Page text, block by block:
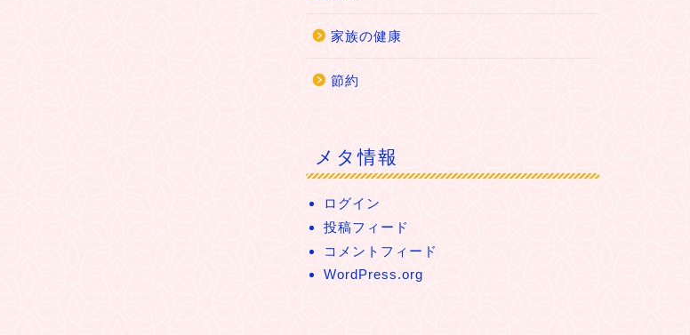
家族の健康
節約
メタ情報
ログイン
投稿フィード
コメントフィード
WordPress.org